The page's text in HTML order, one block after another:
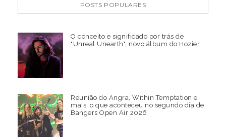
POSTS POPULARES
O conceito e significado por trás de
"Unreal Unearth", novo álbum do Hozier
Reunião do Angra, Within Temptation e
mais: o que aconteceu no segundo dia de
Bangers Open Air 2026